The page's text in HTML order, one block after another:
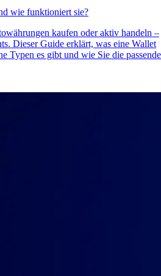
wie funktioniert sie?
kaufen oder aktiv handeln –
Dieser Guide erklärt, was eine Wallet
Typen es gibt und wie Sie die passende